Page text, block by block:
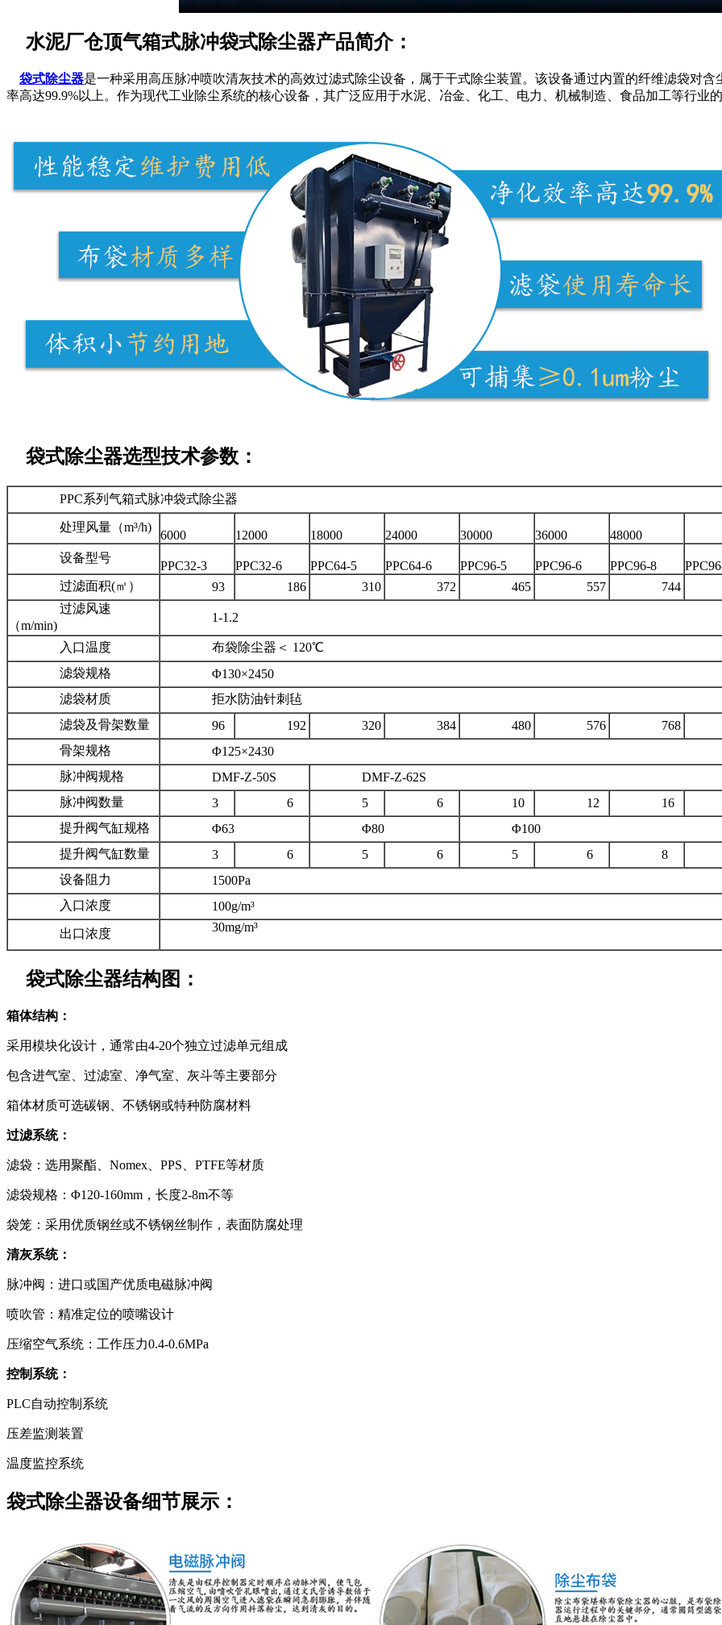
水泥厂仓顶气箱式脉冲袋式除尘器产品简介：
袋式除尘器是一种采用高压脉冲喷吹清灰技术的高效过滤式除尘设备，属于干式除尘装置。该设备通过内置的纤维滤袋对
率高达99.9%以上。作为现代工业除尘系统的核心设备，其广泛应用于水泥、冶金、化工、电力、机械制造、食品加工等行业
袋式除尘器选型技术参数：
PPC系列气箱式脉冲袋式除尘器
处理风量（m³/h)
6000 12000 18000 24000 30000 36000 48000
设备型号
PPC32-3 PPC32-6 PPC64-5 PPC64-6 PPC96-5 PPC96-6 PPC96-8
过滤面积(㎡）
93 186 310 372 465 557 744
过滤风速
（m/min)
1-1.2
入口温度
布袋除尘器＜ 120℃
滤袋规格
Φ130×2450
滤袋材质
拒水防油针刺毡
滤袋及骨架数量
96 192 320 384 480 576 768
骨架规格
Φ125×2430
脉冲阀规格
DMF-Z-50S
DMF-Z-62S
脉冲阀数量
3 6 5 6 10 12 16
提升阀气缸规格
Φ63 Φ80
Φ100
提升阀气缸数量
3 6 5 6 5 6 8
设备阻力
1500Pa
入口浓度
100g/m³
出口浓度
30mg/m³
袋式除尘器结构图：
箱体结构：
采用模块化设计，通常由4-20个独立过滤单元组成
包含进气室、过滤室、净气室、灰斗等主要部分
箱体材质可选碳钢、不锈钢或特种防腐材料
过滤系统：
滤袋：选用聚酯、Nomex、PPS、PTFE等材质
滤袋规格：Φ120-160mm，长度2-8m不等
袋笼：采用优质钢丝或不锈钢丝制作，表面防腐处理
清灰系统：
脉冲阀：进口或国产优质电磁脉冲阀
喷吹管：精准定位的喷嘴设计
压缩空气系统：工作压力0.4-0.6MPa
控制系统：
PLC自动控制系统
压差监测装置
温度监控系统
袋式除尘器设备细节展示：